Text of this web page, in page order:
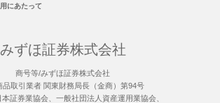
にあたって
みずほ証券株式会社
商号等/みずほ証券株式会社
品取引業者 関東財務局長（金商）第94号
証券業協会、一般社団法人資産運用業協会、